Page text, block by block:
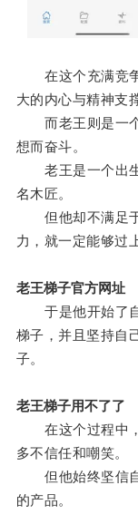
在这个充满竞争
大的内心与精神支
而老王则是一个
想而奋斗。
老王是一个出生
名木匠。
但他却不满足于
力，就一定能够过
老王梯子官方网址
于是他开始了自
梯子，并且坚持自
子。
老王梯子用不了了
在这个过程中，
多不信任和嘲笑。
但他始终坚信自
的产品。